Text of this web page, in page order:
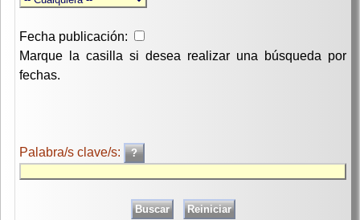
Fecha publicación:
Marque la casilla si desea realizar una búsqueda por
fechas.
Palabra/s clave/s: